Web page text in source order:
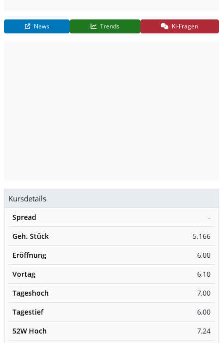
News Trends KI-Fragen
Kursdetails
Spread
-
Geh. Stück
5.166
Eröffnung
6,00
Vortag
6,10
Tageshoch
7,00
Tagestief
6,00
52W Hoch
7,24